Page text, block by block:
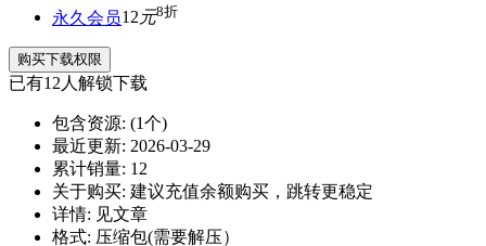
永久会员12元8折
购买下载权限
已有12人解锁下载
包含资源: (1个)
最近更新: 2026-03-29
累计销量: 12
关于购买: 建议充值余额购买，跳转更稳定
详情: 见文章
格式: 压缩包(需要解压）